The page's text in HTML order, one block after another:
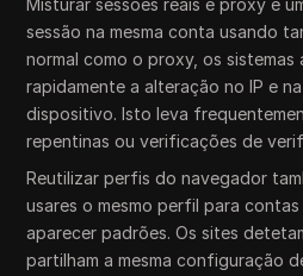
Misturar sessões reais e proxy é
sessão na mesma conta usando
normal como o proxy, os
rapidamente a alteração no IP e
dispositivo. Isto leva
repentinas ou verificações de
Reutilizar perfis do navegador
usares o mesmo perfil para
aparecer padrões. Os sites
partilham a mesma configuração